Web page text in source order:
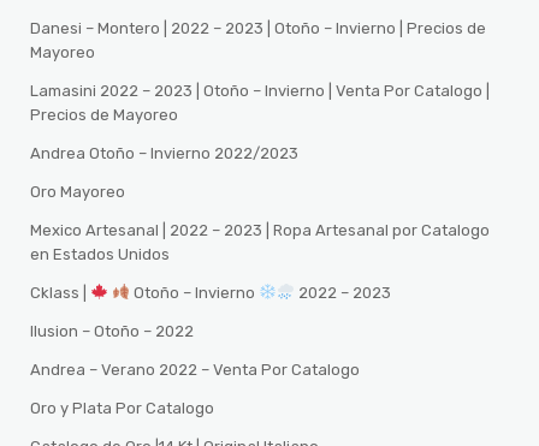
Danesi – Montero | 2022 – 2023 | Otoño – Invierno | Precios de
Mayoreo
Lamasini 2022 – 2023 | Otoño – Invierno | Venta Por Catalogo |
Precios de Mayoreo
Andrea Otoño – Invierno 2022/2023
Oro Mayoreo
Mexico Artesanal | 2022 – 2023 | Ropa Artesanal por Catalogo
en Estados Unidos
Cklass | Otoño – Invierno 2022 – 2023
Ilusion – Otoño – 2022
Andrea – Verano 2022 – Venta Por Catalogo
Oro y Plata Por Catalogo